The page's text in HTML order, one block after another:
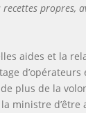
propres,
aides et la
d’opérateurs
plus de la
ministre d’être